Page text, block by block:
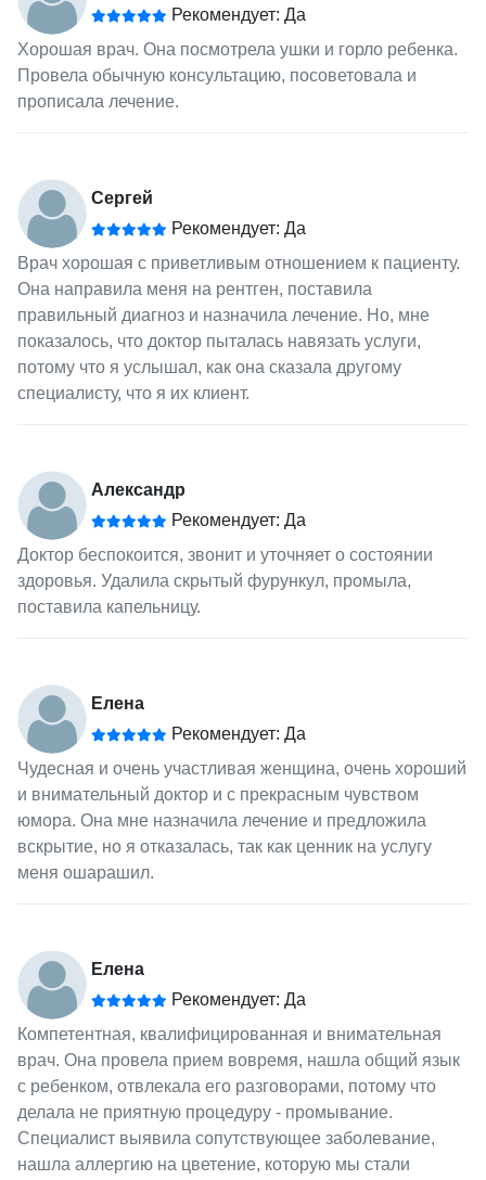
Рекомендует: Да
Хорошая врач. Она посмотрела ушки и горло ребенка.
Провела обычную консультацию, посоветовала и
прописала лечение.
Сергей
Рекомендует: Да
Врач хорошая с приветливым отношением к пациенту.
Она направила меня на рентген, поставила
правильный диагноз и назначила лечение. Но, мне
показалось, что доктор пыталась навязать услуги,
потому что я услышал, как она сказала другому
специалисту, что я их клиент.
Александр
Рекомендует: Да
Доктор беспокоится, звонит и уточняет о состоянии
здоровья. Удалила скрытый фурункул, промыла,
поставила капельницу.
Елена
Рекомендует: Да
Чудесная и очень участливая женщина, очень хороший
и внимательный доктор и с прекрасным чувством
юмора. Она мне назначила лечение и предложила
вскрытие, но я отказалась, так как ценник на услугу
меня ошарашил.
Елена
Рекомендует: Да
Компетентная, квалифицированная и внимательная
врач. Она провела прием вовремя, нашла общий язык
с ребенком, отвлекала его разговорами, потому что
делала не приятную процедуру - промывание.
Специалист выявила сопутствующее заболевание,
нашла аллергию на цветение, которую мы стали